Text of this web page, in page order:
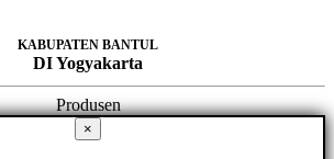
KABUPATEN BANTUL
DI Yogyakarta
Produsen
×